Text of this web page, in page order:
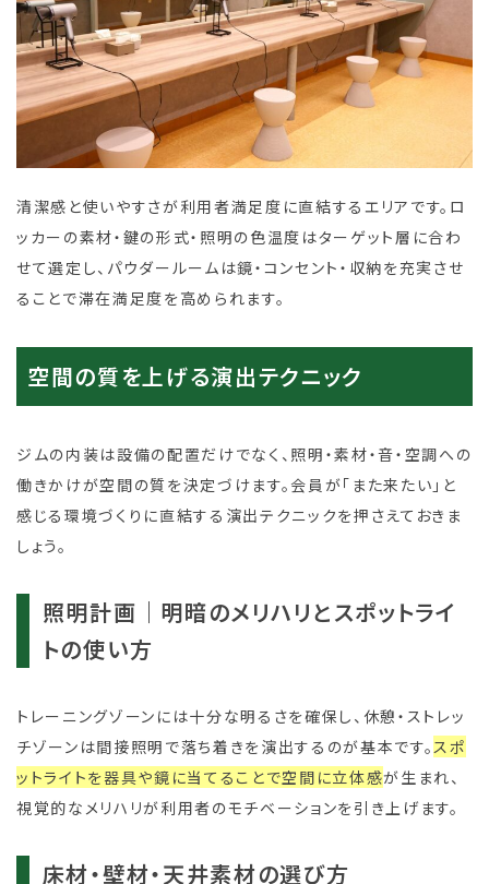
清潔感と使いやすさが利用者満足度に直結するエリアです。ロ
ッカーの素材・鍵の形式・照明の色温度はターゲット層に合わ
せて選定し、パウダールームは鏡・コンセント・収納を充実させ
ることで滞在満足度を高められます。
空間の質を上げる演出テクニック
ジムの内装は設備の配置だけでなく、照明・素材・音・空調への
働きかけが空間の質を決定づけます。会員が「また来たい」と
感じる環境づくりに直結する演出テクニックを押さえておきま
しょう。
照明計画｜明暗のメリハリとスポットライ
トの使い方
トレーニングゾーンには十分な明るさを確保し、休憩・ストレッ
チゾーンは間接照明で落ち着きを演出するのが基本です。 スポ
ットライトを器具や鏡に当てることで空間に立体感が生まれ、
視覚的なメリハリが利用者のモチベーションを引き上げます。
床材・壁材・天井素材の選び方